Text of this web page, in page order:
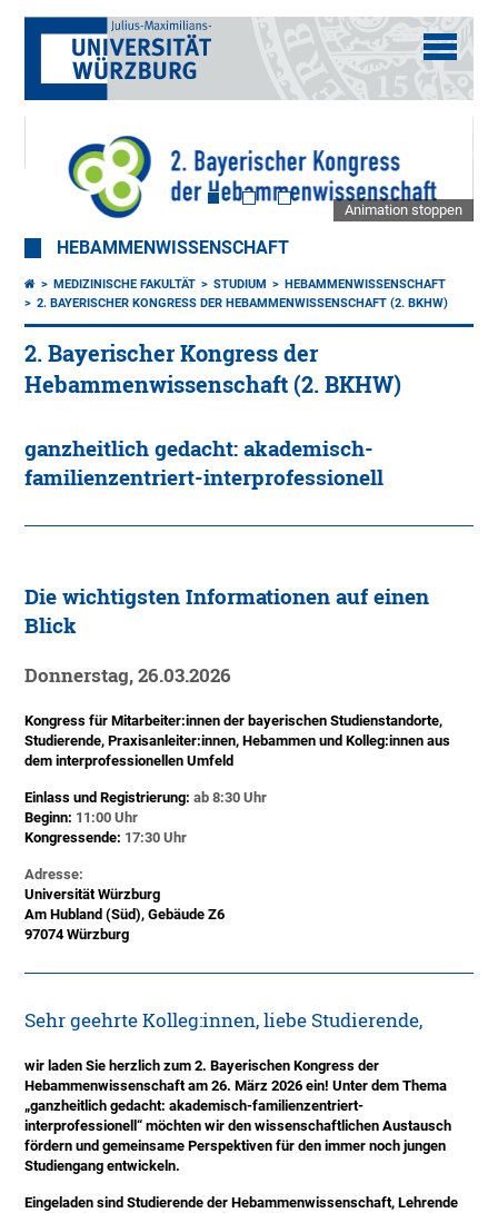
Animation stoppen
HEBAMMENWISSENSCHAFT
MEDIZINISCHE FAKULTÄT STUDIUM
HEBAMMENWISSENSCHAFT
2. BAYERISCHER KONGRESS DER HEBAMMENWISSENSCHAFT (2. BKHW)
2. Bayerischer Kongress der
Hebammenwissenschaft (2. BKHW)
ganzheitlich gedacht: akademisch-
familienzentriert-interprofessionell
Die wichtigsten Informationen auf einen
Blick
Donnerstag, 26.03.2026
Kongress für Mitarbeiter:innen der bayerischen Studienstandorte,
Studierende, Praxisanleiter:innen, Hebammen und Kolleg:innen aus
dem interprofessionellen Umfeld
Einlass und Registrierung:ab 8:30 Uhr
Beginn: 11:00 Uhr
Kongressende: 17:30 Uhr
Adresse:
Universität Würzburg
Am Hubland (Süd), Gebäude Z6
97074 Würzburg
Sehr geehrte Kolleg:innen, liebe Studierende,
wir laden Sie herzlich zum 2. Bayerischen Kongress der
Hebammenwissenschaft am 26. März 2026 ein! Unter dem Thema
„ganzheitlich gedacht: akademisch-familienzentriert-
interprofessionell“ möchten wir den wissenschaftlichen Austausch
fördern und gemeinsame Perspektiven für den immer noch jungen
Studiengang entwickeln.
Eingeladen sind Studierende der Hebammenwissenschaft, Lehrende